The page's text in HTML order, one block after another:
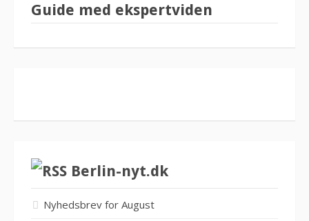
Guide med ekspertviden
Berlin-nyt.dk
Nyhedsbrev for August